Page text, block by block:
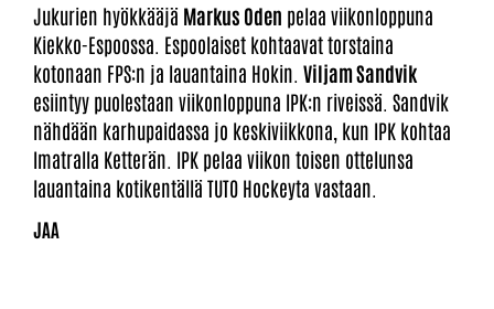
Jukurien hyökkääjä Markus Oden pelaa viikonloppuna
Kiekko-Espoossa. Espoolaiset kohtaavat torstaina
kotonaan FPS:n ja lauantaina Hokin. Viljam Sandvik
esiintyy puolestaan viikonloppuna IPK:n riveissä. Sandvik
nähdään karhupaidassa jo keskiviikkona, kun IPK kohtaa
Imatralla Ketterän. IPK pelaa viikon toisen ottelunsa
lauantaina kotikentällä TUTO Hockeyta vastaan.